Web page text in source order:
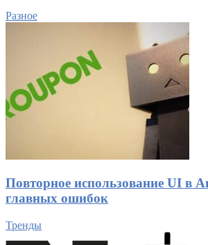
Разное
Повторное использование UI в
главных ошибок
Тренды